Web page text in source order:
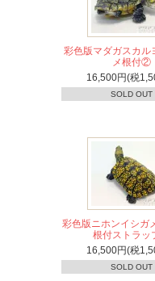
彩色版マダガスカル
メ根付②
16,500円(税
SOLD OUT
彩色版ニホンイシガ
根付ストラ
16,500円(税
SOLD OUT